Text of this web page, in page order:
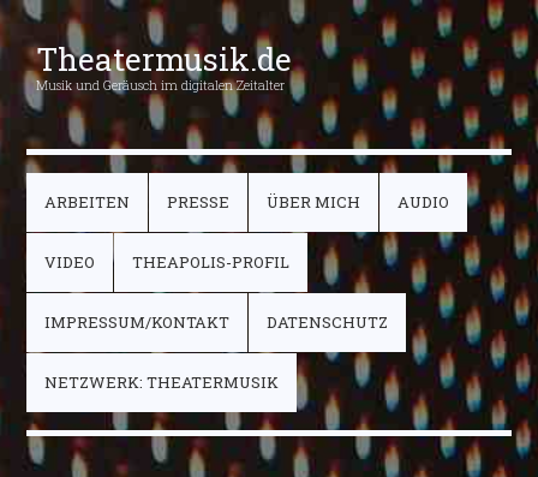
Theatermusik.de
Musik und Geräusch im digitalen Zeitalter
ARBEITEN PRESSE ÜBER MICH AUDIO
VIDEO THEAPOLIS-PROFIL
IMPRESSUM/KONTAKT DATENSCHUTZ
NETZWERK: THEATERMUSIK